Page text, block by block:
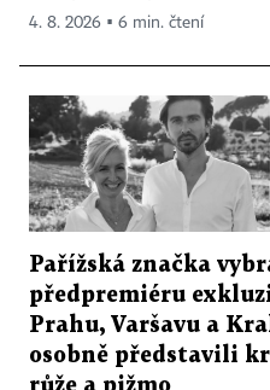
4. 8. 2026 ▪ 6 min. čtení
Pařížská značka
předpremiéru
Prahu, Varšavu a
osobně představili
růže a pižmo